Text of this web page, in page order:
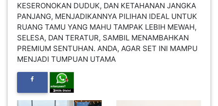
KESERONOKAN DUDUK, DAN KETAHANAN JANGKA
PANJANG, MENJADIKANNYA PILIHAN IDEAL UNTUK
RUANG TAMU YANG MAHU TAMPAK LEBIH MEWAH,
SELESA, DAN TERATUR, SAMBIL MENAMBAHKAN
PREMIUM SENTUHAN. ANDA, AGAR SET INI MAMPU
MENJADI TUMPUAN UTAMA
DERMA
DAN
INFAK(0)
ARTIKEL(14)